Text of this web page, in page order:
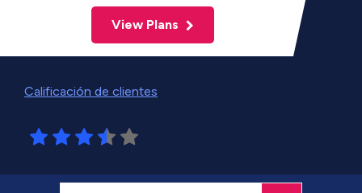
View Plans
Calificación de clientes